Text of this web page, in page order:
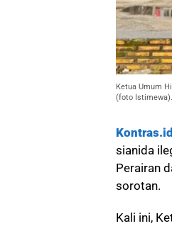
Ketua Umum
(foto Istimewa).
Kontras.id
sianida
Perairan
sorotan.
Kali ini,